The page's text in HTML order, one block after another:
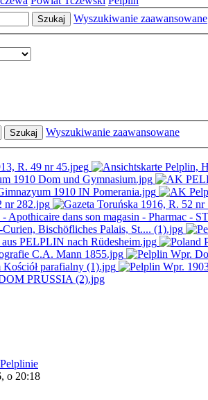
Szukaj
Wyszukiwanie zaawansowane
Szukaj
Wyszukiwanie zaawansowane
o 20:18